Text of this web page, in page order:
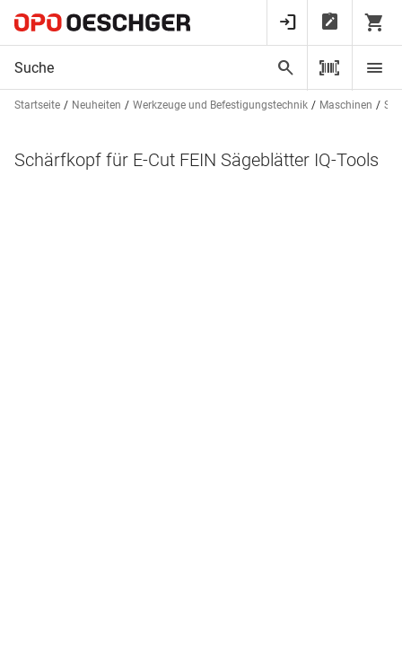
Startseite Neuheiten Werkzeuge und Befestigungstechnik Maschinen
Schärfkopf für E-Cut FEIN Sägeblätter IQ-Tools